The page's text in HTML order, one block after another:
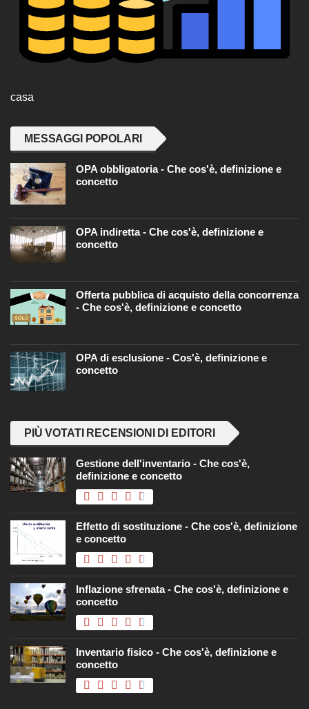
casa
MESSAGGI POPOLARI
OPA obbligatoria - Che cos'è, definizione e
concetto
OPA indiretta - Che cos'è, definizione e
concetto
Offerta pubblica di acquisto della concorrenza
- Che cos'è, definizione e concetto
OPA di esclusione - Cos'è, definizione e
concetto
PIÙ VOTATI RECENSIONI DI EDITORI
Gestione dell'inventario - Che cos'è,
definizione e concetto
Effetto di sostituzione - Che cos'è, definizione
e concetto
Inflazione sfrenata - Che cos'è, definizione e
concetto
Inventario fisico - Che cos'è, definizione e
concetto